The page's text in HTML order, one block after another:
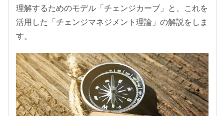
理解するためのモデル「チェンジカーブ」と、これを
活用した「チェンジマネジメント理論」の解説をしま
す。